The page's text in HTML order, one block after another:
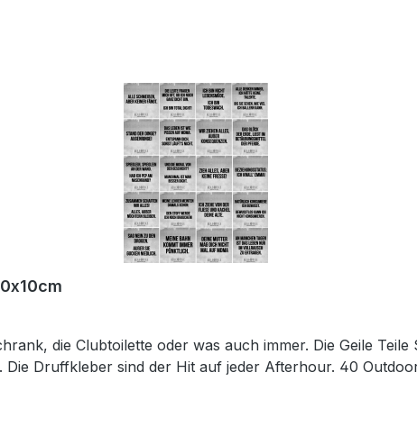
die Clubtoilette oder was auch immer. Die Geile
Die Druffkleber sind der Hit auf jeder Afterhour. 40